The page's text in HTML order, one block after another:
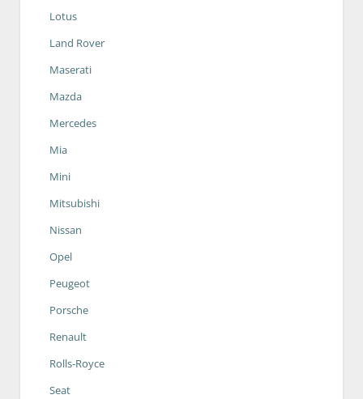
Lotus
Land Rover
Maserati
Mazda
Mercedes
Mia
Mini
Mitsubishi
Nissan
Opel
Peugeot
Porsche
Renault
Rolls-Royce
Seat